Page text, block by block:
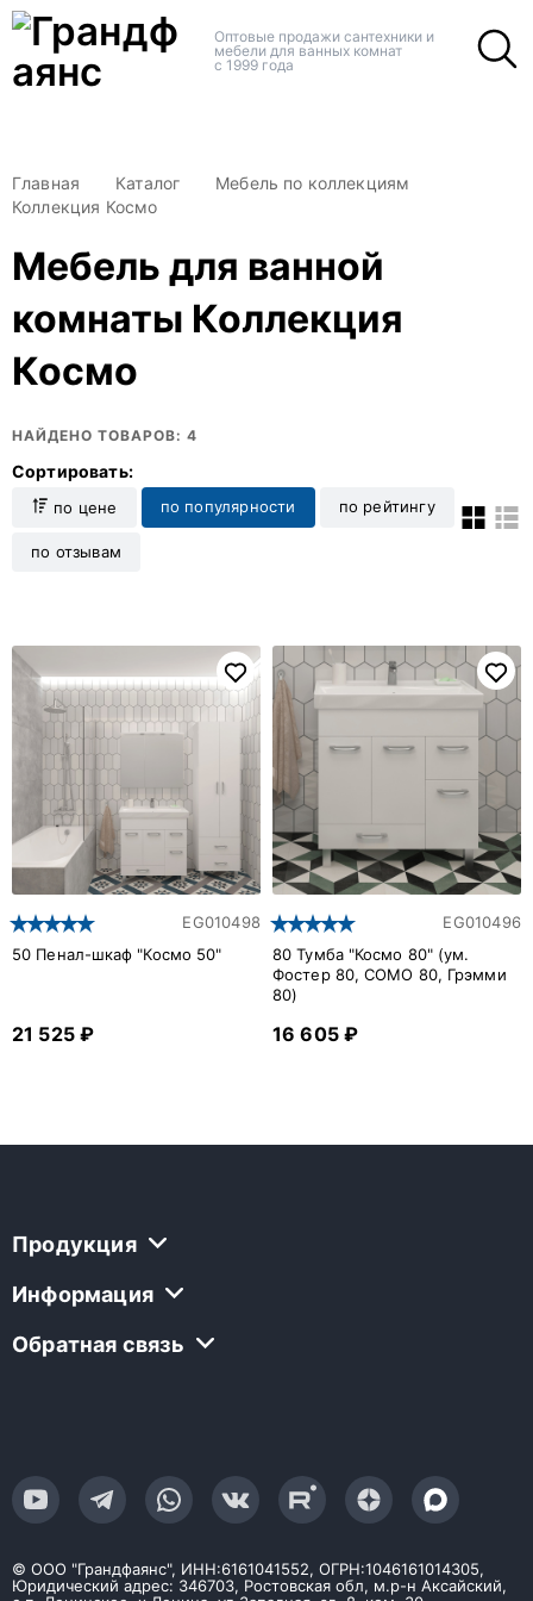
Оптовые продажи сантехники и
мебели для ванных комнат
с 1999 года
Главная Каталог
Мебель по коллекциям
Коллекция Космо
Мебель для ванной
комнаты Коллекция
Космо
НАЙДЕНО ТОВАРОВ: 4
Сортировать:
по цене по популярности по рейтингу
по отзывам
EG010498
50 Пенал-шкаф "Космо 50"
21 525 ₽
EG010496
80 Тумба "Космо 80" (ум.
Фостер 80, COMO 80, Грэмми
80)
16 605 ₽
Продукция
Информация
Обратная связь
© ООО "Грандфаянс", ИНН:6161041552, ОГРН:1046161014305,
Юридический адрес: 346703, Ростовская обл, м.р-н Аксайский,